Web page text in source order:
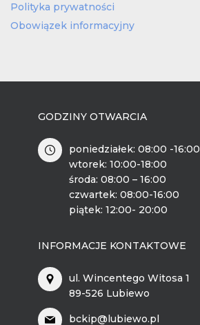
Polityka prywatności
Obowiązek informacyjny
GODZINY OTWARCIA
poniedziałek: 08:00 -16:00
wtorek: 10:00-18:00
środa: 08:00 – 16:00
czwartek: 08:00-16:00
piątek: 12:00- 20:00
INFORMACJE KONTAKTOWE
ul. Wincentego Witosa 1
89-526 Lubiewo
bckip@lubiewo.pl